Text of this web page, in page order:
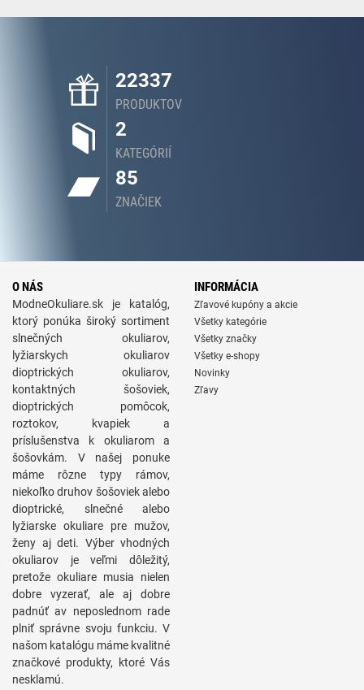
22337
PRODUKTOV
2
KATEGÓRIÍ
85
ZNAČIEK
O NÁS
ModneOkuliare.sk je katalóg,
ktorý ponúka široký sortiment
slnečných okuliarov,
lyžiarskych okuliarov
dioptrických okuliarov,
kontaktných šošoviek,
dioptrických pomôcok,
roztokov, kvapiek a
príslušenstva k okuliarom a
šošovkám. V našej ponuke
máme rôzne typy rámov,
niekoľko druhov šošoviek alebo
dioptrické, slnečné alebo
lyžiarske okuliare pre mužov,
ženy aj deti. Výber vhodných
okuliarov je veľmi dôležitý,
pretože okuliare musia nielen
dobre vyzerať, ale aj dobre
padnúť av neposlednom rade
plniť správne svoju funkciu. V
našom katalógu máme kvalitné
značkové produkty, ktoré Vás
nesklamú.
INFORMÁCIA
Zľavové kupóny a akcie
Všetky kategórie
Všetky značky
Všetky e-shopy
Novinky
Zľavy